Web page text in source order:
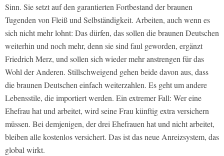
Sinn. Sie setzt auf den garantierten Fortbestand der braunen
Tugenden von Fleiß und Selbständigkeit. Arbeiten, auch wenn es
sich nicht mehr lohnt: Das dürfen, das sollen die braunen Deutschen
weiterhin und noch mehr, denn sie sind faul geworden, ergänzt
Friedrich Merz, und sollen sich wieder mehr anstrengen für das
Wohl der Anderen. Stillschweigend gehen beide davon aus, dass
die braunen Deutschen einfach weiterzahlen. Es geht um andere
Lebensstile, die importiert werden. Ein extremer Fall: Wer eine
Ehefrau hat und arbeitet, wird seine Frau künftig extra versichern
müssen. Bei demjenigen, der drei Ehefrauen hat und nicht arbeitet,
bleiben alle kostenlos versichert. Das ist das neue Anreizsystem, das
global wirkt.